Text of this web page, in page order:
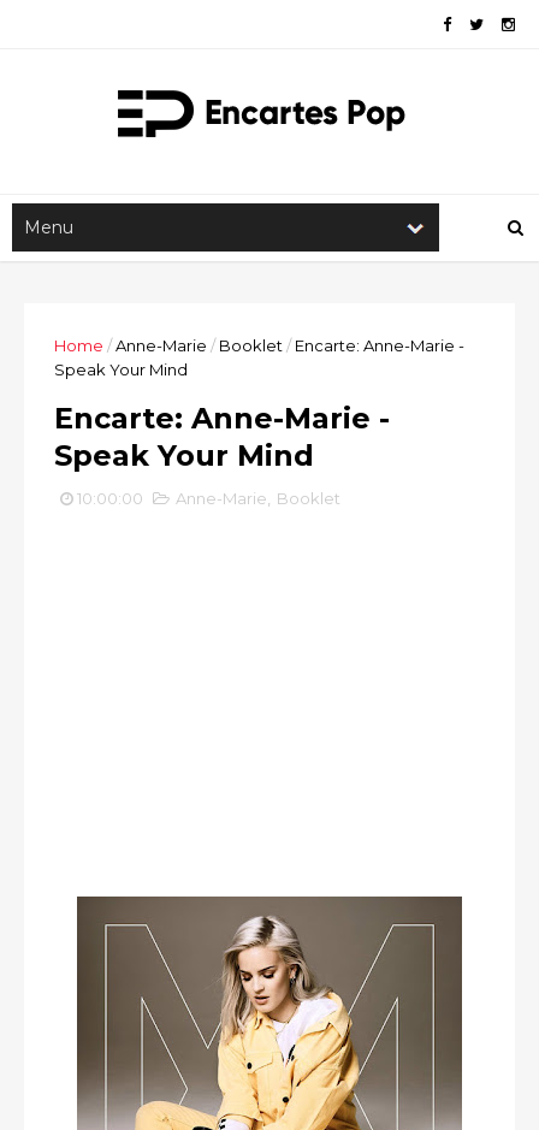
Home /Anne-Marie / Booklet / Encarte: Anne-Marie -
Speak Your Mind
Encarte: Anne-Marie -
Speak Your Mind
10:00:00 Anne-Marie Booklet